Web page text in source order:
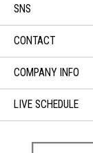
SNS
CONTACT
COMPANY INFO
LIVE SCHEDULE